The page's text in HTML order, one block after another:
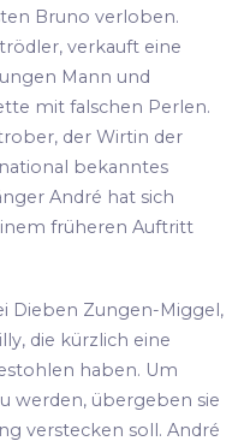
Bruno verloben.
verkauft eine
Mann und
mit falschen Perlen.
der Wirtin der
bekanntes
André hat sich
früheren Auftritt
Dieben Zungen-Miggel,
die kürzlich eine
haben. Um
werden, übergeben sie
verstecken soll. André